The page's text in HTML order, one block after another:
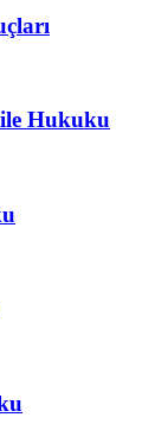
Hukuku